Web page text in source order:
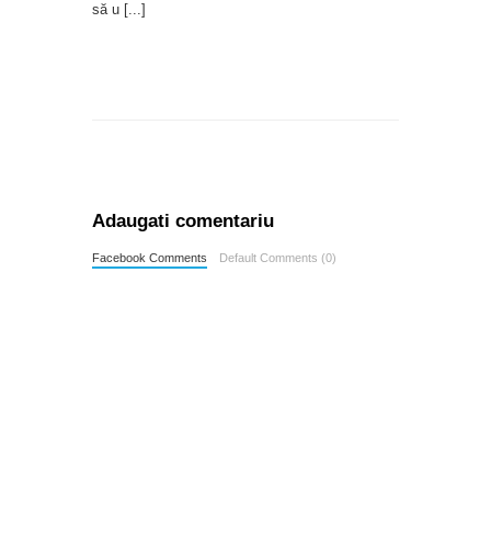
să u [...]
Adaugati comentariu
Facebook Comments Default Comments (0)